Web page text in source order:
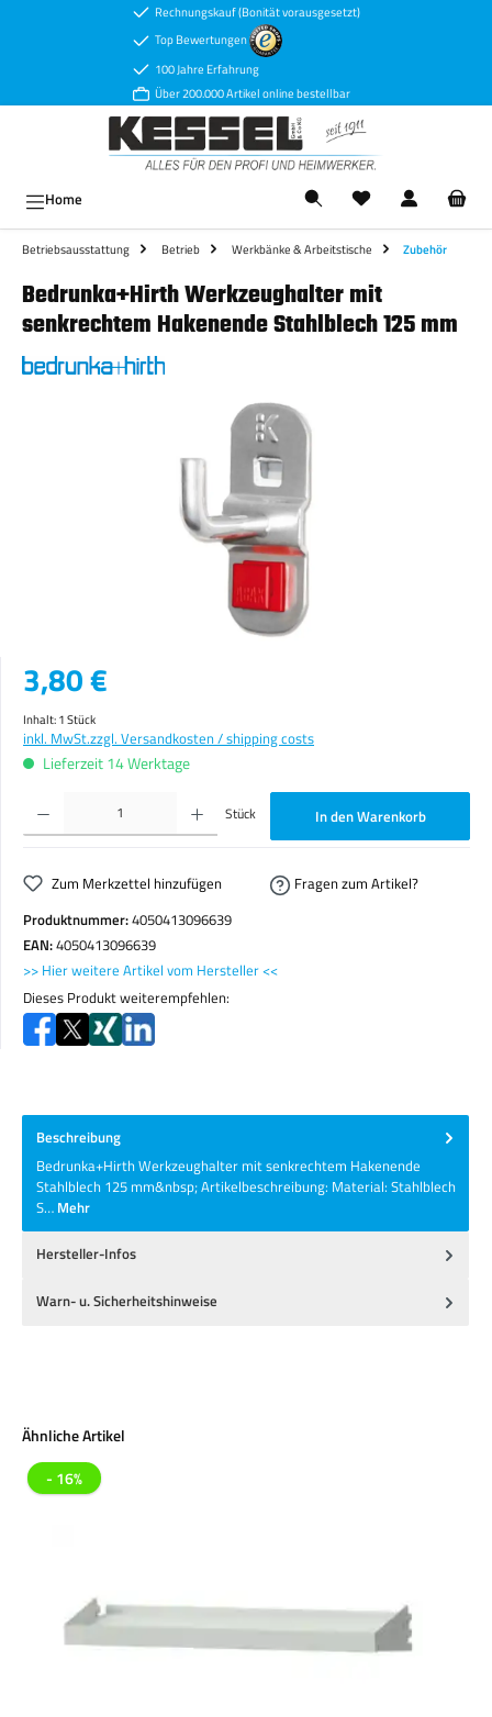
Zum Hauptinhalt springenRechnungskauf (Bonität vorausgesetzt)
Top Bewertungen
100 Jahre Erfahrung
Über 200.000 Artikel online bestellbar
Home
Betriebsausstattung Betrieb Werkbänke & Arbeitstische Zubehör
Bedrunka+Hirth Werkzeughalter mit
senkrechtem Hakenende Stahlblech 125 mm
Regulärer Preis:
3,80 €
Inhalt:1 Stück
inkl. MwSt.zzgl. Versandkosten / shipping costs
Lieferzeit 14 Werktage
Produkt Anzahl: Gib den gewünschten Wert ein oder benutze die Schaltflächen um die Anzahl zu
Stück In den Warenkorb
Zum Merkzettel hinzufügen
Fragen zum Artikel?
Produktnummer:4050413096639
EAN:4050413096639
>> Hier weitere Artikel vom Hersteller <<
Dieses Produkt weiterempfehlen:
Beschreibung
Bedrunka+Hirth Werkzeughalter mit senkrechtem Hakenende
Stahlblech 125 mm&nbsp; Artikelbeschreibung: Material: Stahlblech
S… Mehr
Hersteller-Infos
Warn- u. Sicherheitshinweise
Produktgalerie überspringen
Ähnliche Artikel
- 16%